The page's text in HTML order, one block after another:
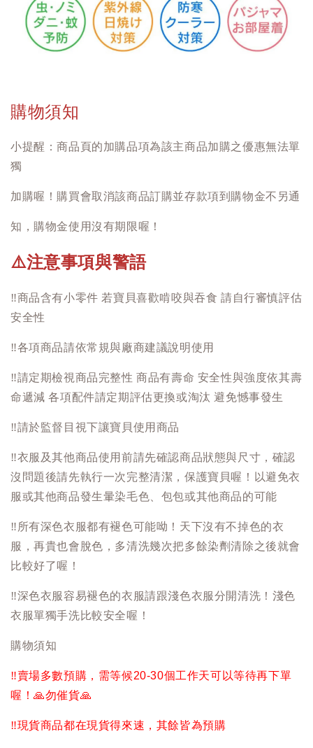
購物須知
小提醒：商品頁的加購品項為該主商品加購之優惠無法單
獨
加購喔！購買會取消該商品訂購並存款項到購物金不另通
知，購物金使用沒有期限喔！
⚠️注意事項與警語
‼️商品含有小零件 若寶貝喜歡啃咬與吞食 請自行審慎評估
安全性
‼️各項商品請依常規與廠商建議說明使用
‼️請定期檢視商品完整性 商品有壽命 安全性與強度依其壽
命遞減 各項配件請定期評估更換或淘汰 避免憾事發生
‼️請於監督目視下讓寶貝使用商品
‼️衣服及其他商品使用前請先確認商品狀態與尺寸，確認
沒問題後請先執行一次完整清潔，保護寶貝喔！以避免衣
服或其他商品發生暈染毛色、包包或其他商品的可能
‼️ 所有深色衣服都有褪色可能呦！天下沒有不掉色的衣
服，再貴也會脫色，多清洗幾次把多餘染劑清除之後就會
比較好了喔！
‼️深色衣服容易褪色的衣服請跟淺色衣服分開清洗！淺色
衣服單獨手洗比較安全喔！
購物須知
‼️賣場多數預購，需等候20-30個工作天可以等待再下單
喔！🙏勿催貨🙏
‼️現貨商品都在現貨得來速，其餘皆為預購